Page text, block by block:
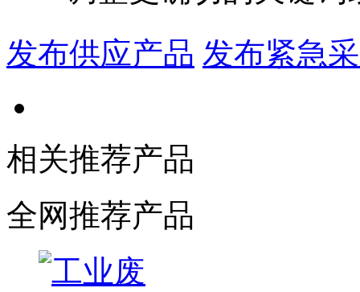
发布供应产品 发布紧急
相关推荐产品
全网推荐产品